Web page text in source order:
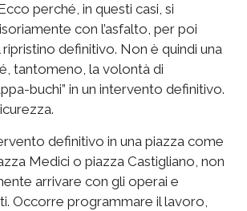
perché, in questi casi, si
con l’asfalto, per poi
definitivo. Non è quindi una
tantomeno, la volontà di
buchi” in un intervento definitivo.
definitivo in una piazza come
Medici o piazza Castigliano, non
arrivare con gli operai e
Occorre programmare il lavoro,